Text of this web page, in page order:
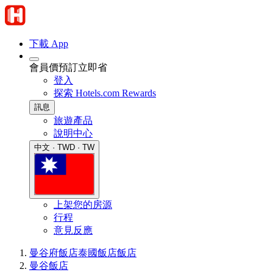
下載 App
會員價預訂立即省
登入
探索 Hotels.com Rewards
訊息
旅遊產品
說明中心
中文 · TWD · TW
上架您的房源
行程
意見反應
曼谷府飯店泰國飯店飯店
曼谷飯店